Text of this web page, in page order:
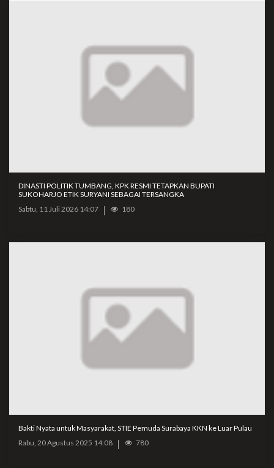
DINASTI POLITIK TUMBANG, KPK RESMI TETAPKAN BUPATI
SUKOHARJO ETIK SURYANI SEBAGAI TERSANGKA
Sabtu, 11 Juli 2026 14:07
180
Bakti Nyata untuk Masyarakat, STIE Pemuda Surabaya KKN ke Luar Pulau
Rabu, 20 Agustus 2025 14:08
780